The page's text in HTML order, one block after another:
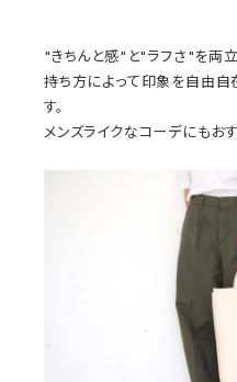
"きちんと感"と"ラフさ"を両立
持ち方によって印象を自由自
す。
メンズライクなコーデにもおす